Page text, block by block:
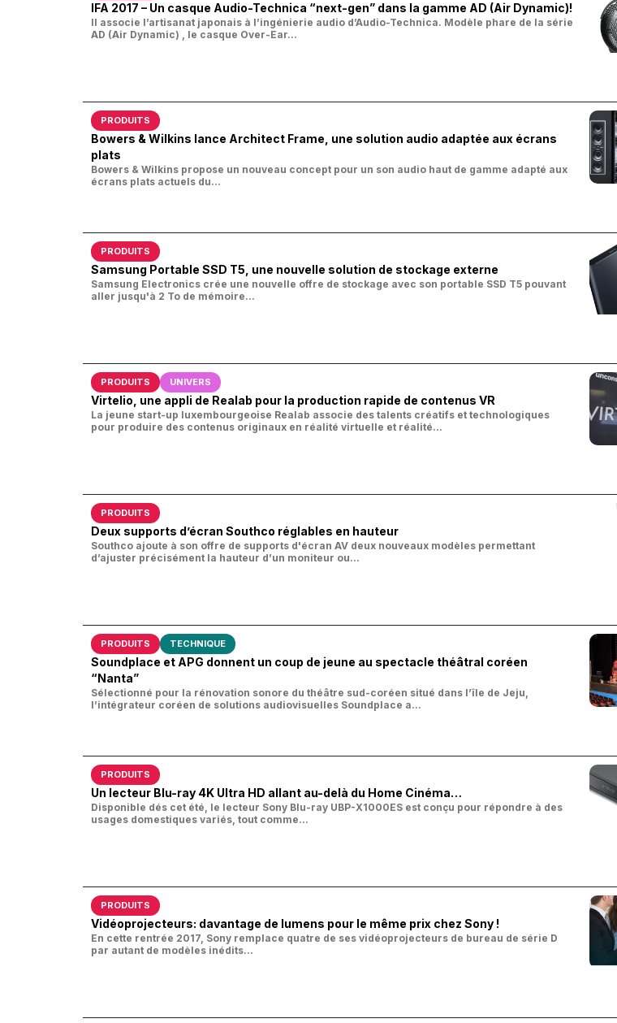
IFA 2017 – Un casque Audio-Technica “next-gen” dans la gamme AD (Air Dynamic)!
Il associe l’artisanat japonais à l’ingénierie audio d’Audio-Technica. Modèle phare de la série
AD (Air Dynamic) , le casque Over-Ear...
PRODUITS
Bowers & Wilkins lance Architect Frame, une solution audio adaptée aux écrans
plats
Bowers & Wilkins propose un nouveau concept pour un son audio haut de gamme adapté aux
écrans plats actuels du...
PRODUITS
Samsung Portable SSD T5, une nouvelle solution de stockage externe
Samsung Electronics crée une nouvelle offre de stockage avec son portable SSD T5 pouvant
aller jusqu'à 2 To de mémoire...
PRODUITS UNIVERS
Virtelio, une appli de Realab pour la production rapide de contenus VR
La jeune start-up luxembourgeoise Realab associe des talents créatifs et technologiques
pour produire des contenus originaux en réalité virtuelle et réalité...
PRODUITS
Deux supports d’écran Southco réglables en hauteur
Southco ajoute à son offre de supports d'écran AV deux nouveaux modèles permettant
d’ajuster précisément la hauteur d’un moniteur ou...
PRODUITS TECHNIQUE
Soundplace et APG donnent un coup de jeune au spectacle théâtral coréen
“Nanta”
Sélectionné pour la rénovation sonore du théâtre sud-coréen situé dans l’île de Jeju,
l’intégrateur coréen de solutions audiovisuelles Soundplace a...
PRODUITS
Un lecteur Blu-ray 4K Ultra HD allant au-delà du Home Cinéma…
Disponible dés cet été, le lecteur Sony Blu-ray UBP-X1000ES est conçu pour répondre à des
usages domestiques variés, tout comme...
PRODUITS
Vidéoprojecteurs: davantage de lumens pour le même prix chez Sony !
En cette rentrée 2017, Sony remplace quatre de ses vidéoprojecteurs de bureau de série D
par autant de modèles inédits...